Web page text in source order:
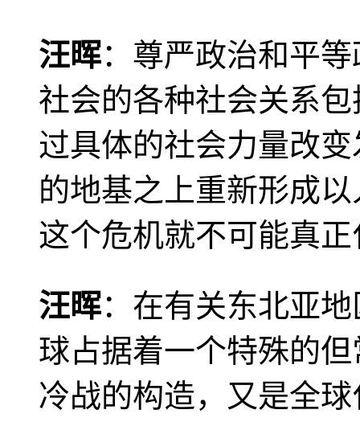
汪晖：尊严政治和平
社会的各种社会关系
过具体的社会力量改
的地基之上重新形成
这个危机就不可能真
汪晖：在有关东北亚
球占据着一个特殊的
冷战的构造，又是全